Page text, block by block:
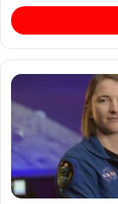
adresse
Email